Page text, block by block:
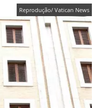
Reprodução/ Vatican News